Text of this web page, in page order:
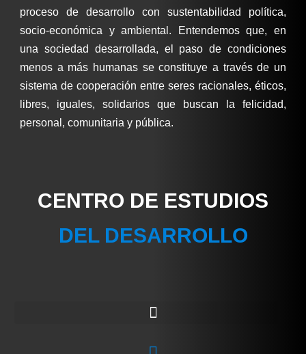
proceso de desarrollo con sustentabilidad política,
socio-económica y ambiental. Entendemos que, en
una sociedad desarrollada, el paso de condiciones
menos a más humanas se constituye a través de un
sistema de cooperación entre seres racionales, éticos,
libres, iguales, solidarios que buscan la felicidad,
personal, comunitaria y pública.
CENTRO DE ESTUDIOS
DEL DESARROLLO